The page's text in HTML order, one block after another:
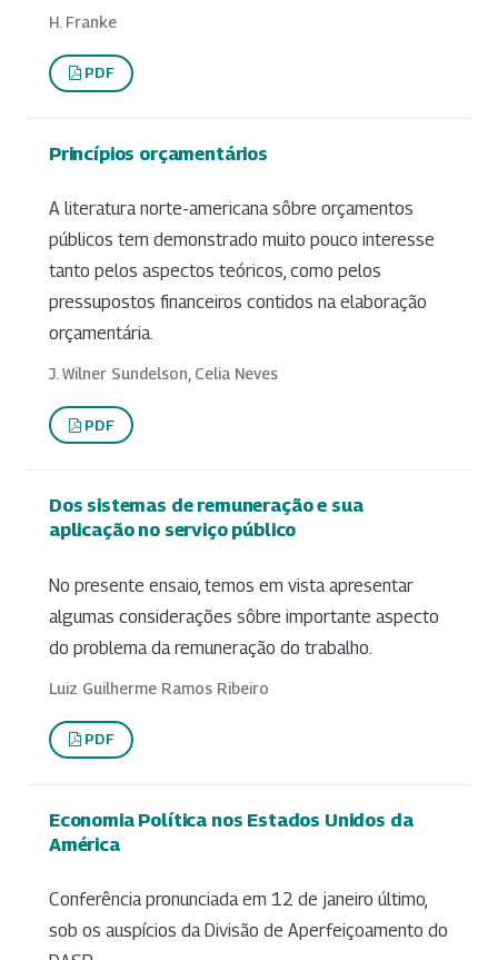
H. Franke
PDF
Princípios orçamentários
A literatura norte-americana sôbre orçamentos
públicos tem demonstrado muito pouco interesse
tanto pelos aspectos teóricos, como pelos
pressupostos financeiros contidos na elaboração
orçamentária.
J. Wilner Sundelson, Celia Neves
PDF
Dos sistemas de remuneração e sua
aplicação no serviço público
No presente ensaio, temos em vista apresentar
algumas considerações sôbre importante aspecto
do problema da remuneração do trabalho.
Luiz Guilherme Ramos Ribeiro
PDF
Economia Política nos Estados Unidos da
América
Conferência pronunciada em 12 de janeiro último,
sob os auspícios da Divisão de Aperfeiçoamento do